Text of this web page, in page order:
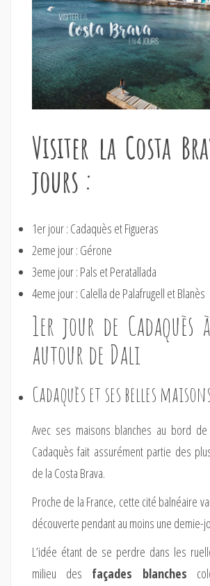
Visiter la Costa
jours :
1er jour : Cadaquès et Figueras
2eme jour : Gérone
3eme jour : Pals et Peratallada
4eme jour : Calella de Palafrugell et Blanès
1er jour de Cadaquès
autour de Dali
Cadaquès et ses belles
Avec ses maisons blanches au bord
Cadaquès fait assurément partie des
de la Costa Brava.
Proche de la France, cette cité balnéaire
découverte pendant au moins une demie-
L’idée étant de se perdre dans les
milieu des façades blanches